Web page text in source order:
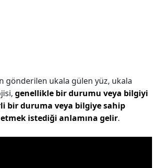
gönderilen ukala gülen yüz, ukala
genellikle bir durumu veya bilgiyi
bir duruma veya bilgiye sahip
istediği anlamına gelir.